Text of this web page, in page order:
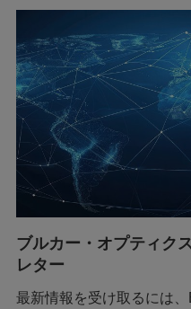
ブルカー・オプティク
レター
最新情報を受け取るには